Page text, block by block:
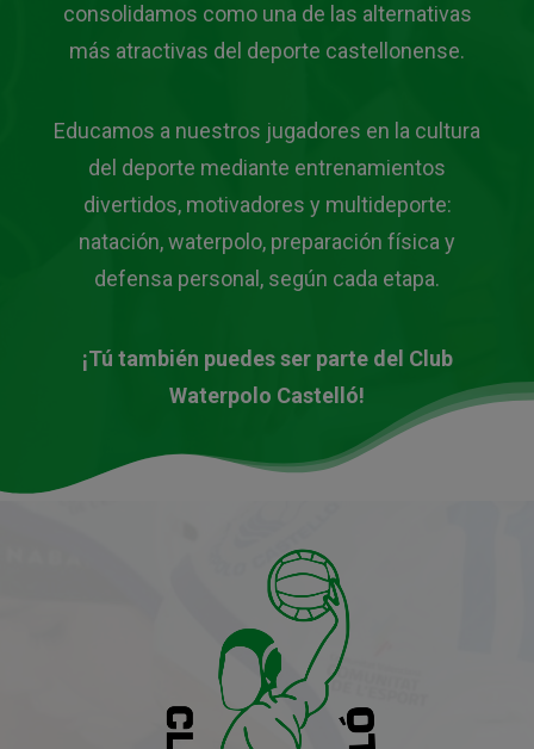
consolidamos como una de las alternativas
más atractivas del deporte castellonense.
Educamos a nuestros jugadores en la cultura
del deporte mediante entrenamientos
divertidos, motivadores y multideporte:
natación, waterpolo, preparación física y
defensa personal, según cada etapa.
¡Tú también puedes ser parte del Club
Waterpolo Castelló!